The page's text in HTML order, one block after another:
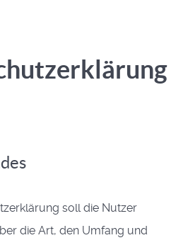
soll die Nutzer
die Art, den Umfang und